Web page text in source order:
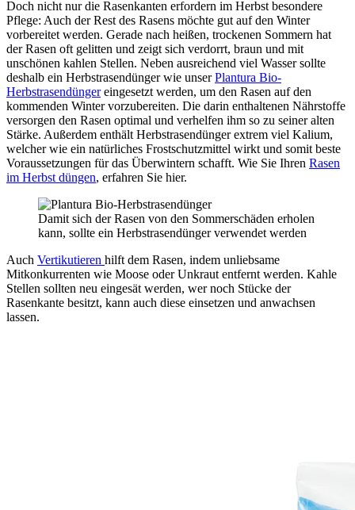
Doch nicht nur die Rasenkanten erfordern im Herbst besondere
Pflege: Auch der Rest des Rasens möchte gut auf den Winter
vorbereitet werden. Gerade nach heißen, trockenen Sommern hat
der Rasen oft gelitten und zeigt sich verdorrt, braun und mit
unschönen kahlen Stellen. Neben ausreichend viel Wasser sollte
deshalb ein Herbstrasendünger wie unserPlantura Bio-
Herbstrasendüngereingesetzt werden, um den Rasen auf den
kommenden Winter vorzubereiten. Die darin enthaltenen Nährstoffe
versorgen den Rasen optimal und verhelfen ihm so zu seiner alten
Stärke. Außerdem enthält Herbstrasendünger extrem viel Kalium,
welcher wie ein natürliches Frostschutzmittel wirkt und somit beste
Voraussetzungen für das Überwintern schafft. Wie Sie Ihren Rasen
im Herbst düngen, erfahren Sie hier.
Damit sich der Rasen von den Sommerschäden erholen
kann, sollte ein Herbstrasendünger verwendet werden
Auch Vertikutieren hilft dem Rasen, indem unliebsame
Mitkonkurrenten wie Moose oder Unkraut entfernt werden. Kahle
Stellen sollten neu eingesät werden, wer noch Stücke der
Rasenkante besitzt, kann auch diese einsetzen und anwachsen
lassen.